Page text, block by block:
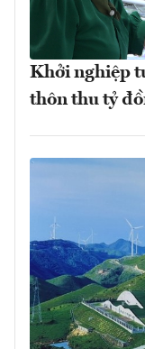
Khởi nghiệp
thôn thu tỷ